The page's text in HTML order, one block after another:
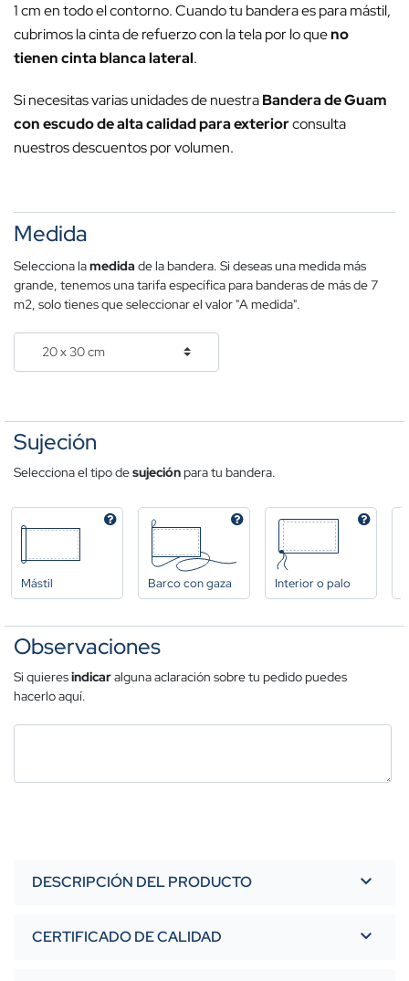
1 cm en todo el contorno. Cuando tu bandera es para mástil,
cubrimos la cinta de refuerzo con la tela por lo queno
tienen cinta blanca lateral.
Si necesitas varias unidades de nuestraBandera de Guam
con escudo de alta calidad para exteriorconsulta
nuestros descuentos por volumen.
Medida
Selecciona lamedida de la bandera. Si deseas una medida más
grande, tenemos una tarifa específica para banderas de más de 7
m2, solo tienes que seleccionar el valor "A medida".
Sujeción
Selecciona el tipo desujeciónpara tu bandera.
Mástil Barco con gaza Interior o palo
Observaciones
Si quieresindicaralguna aclaración sobre tu pedido puedes
hacerlo aquí.
DESCRIPCIÓN DEL PRODUCTO
CERTIFICADO DE CALIDAD